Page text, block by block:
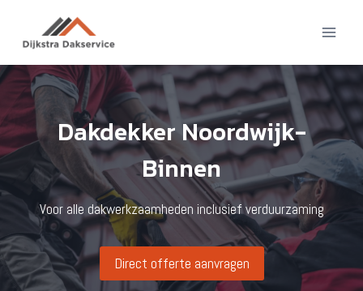
inhoud
Dakdekker Noordwijk-
Binnen
Voor alle dakwerkzaamheden inclusief verduurzaming
Direct offerte aanvragen